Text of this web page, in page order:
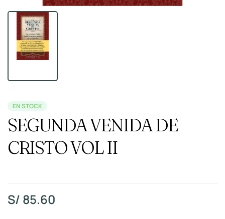
EN STOCK
SEGUNDA VENIDA DE
CRISTO VOL II
S/ 85.60